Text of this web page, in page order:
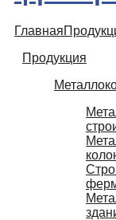
Главная
Продукция